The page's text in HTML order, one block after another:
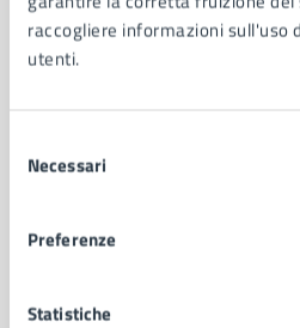
raccogliere informazioni sull'uso
utenti.
delNecessari
Preferenze
Statistiche
AMMINISTRAZIONE
Aree amministrative
Enti e fondazioni
Personale amministrativo